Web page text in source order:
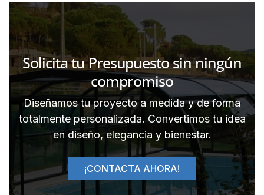
Solicita tu Presupuesto sin ningún
compromiso
Diseñamos tu proyecto a medida y de forma
totalmente personalizada. Convertimos tu idea
en diseño, elegancia y bienestar.
¡CONTACTA AHORA!